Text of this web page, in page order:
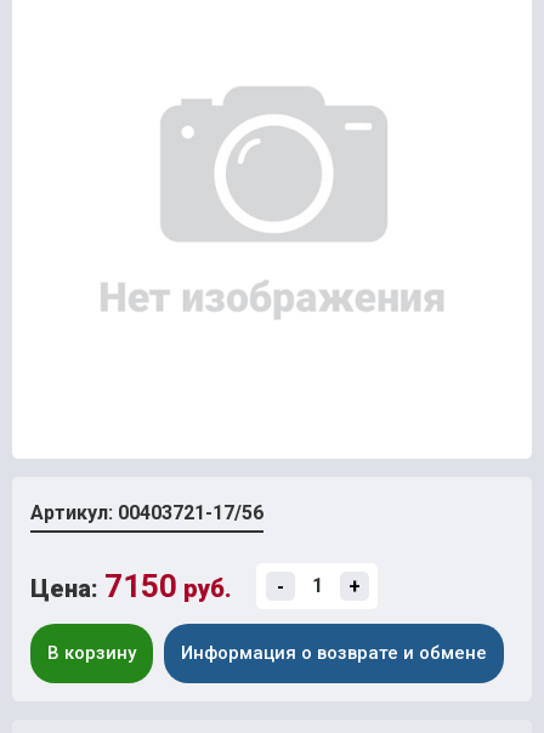
Артикул: 00403721-17/56
Цена: 7150 руб. - +
В корзину Информация о возврате и обмене